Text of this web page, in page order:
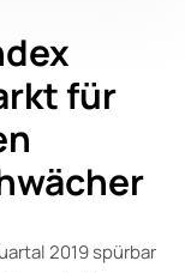
für
2019 spürbar